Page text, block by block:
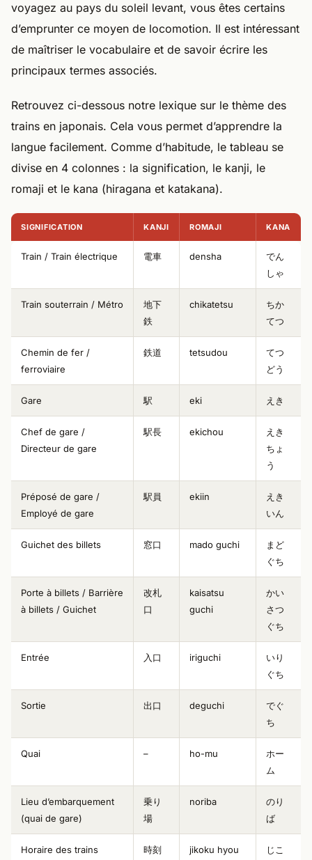
voyagez au pays du soleil levant, vous êtes certains
d’emprunter ce moyen de locomotion. Il est intéressant
de maîtriser le vocabulaire et de savoir écrire les
principaux termes associés.
Retrouvez ci-dessous notre lexique sur le thème des
trains en japonais. Cela vous permet d’apprendre la
langue facilement. Comme d’habitude, le tableau se
divise en 4 colonnes : la signification, le kanji, le
romaji et le kana (hiragana et katakana).
SIGNIFICATION KANJI ROMAJI KANA
Train / Train électrique 電車 densha
でん
しゃ
Train souterrain / Métro
地下
鉄
chikatetsu
ちか
てつ
Chemin de fer /
ferroviaire
鉄道 tetsudou
てつ
どう
Gare 駅 eki えき
Chef de gare /
Directeur de gare
駅長 ekichou
えき
ちょ
う
Préposé de gare /
Employé de gare
駅員 ekiin
えき
いん
Guichet des billets 窓口 mado guchi
まど
ぐち
Porte à billets / Barrière
à billets / Guichet
改札
口
kaisatsu
guchi
かい
さつ
ぐち
Entrée 入口 iriguchi
いり
ぐち
Sortie 出口 deguchi
でぐ
ち
Quai – ho-mu
ホー
ム
Lieu d’embarquement
(quai de gare)
乗り
場
noriba
のり
ば
Horaire des trains
時刻
jikoku hyou
じこ